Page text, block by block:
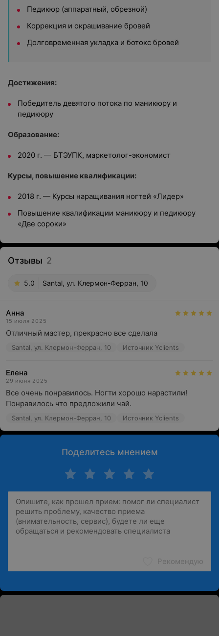
Педикюр (аппаратный, обрезной)
Коррекция и окрашивание бровей
Долговременная укладка и ботокс бровей
Достижения:
Победитель девятого потока по маникюру и
педикюру
Образование:
2020 г. — БТЭУПК, маркетолог-экономист
Курсы, повышение квалификации:
2018 г. — Курсы наращивания ногтей «Лидер»
Повышение квалификации маникюру и педикюру
«Две сороки»
Отзывы 2
5.0 Santal, ул. Клермон-Ферран, 10
Анна
15 июля 2025
Отличный мастер, прекрасно все сделала
Santal, ул. Клермон-Ферран, 10 Источник Yclients
Елена
29 июня 2025
Все очень понравилось. Ногти хорошо нарастили!
Понравилось что предложили чай.
Santal, ул. Клермон-Ферран, 10 Источник Yclients
Поделитесь мнением
Рекомендую